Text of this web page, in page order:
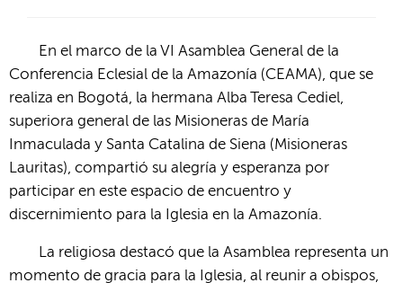
En el marco de la VI Asamblea General de la
Conferencia Eclesial de la Amazonía (CEAMA), que se
realiza en Bogotá, la hermana Alba Teresa Cediel,
superiora general de las Misioneras de María
Inmaculada y Santa Catalina de Siena (Misioneras
Lauritas), compartió su alegría y esperanza por
participar en este espacio de encuentro y
discernimiento para la Iglesia en la Amazonía.
La religiosa destacó que la Asamblea representa un
momento de gracia para la Iglesia, al reunir a obispos,